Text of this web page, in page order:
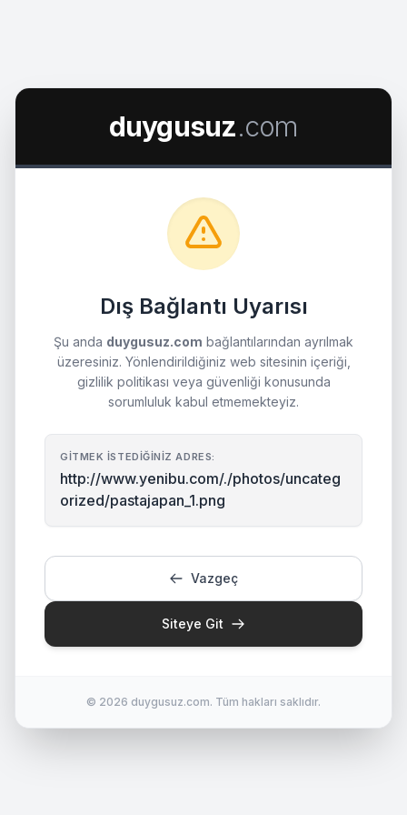
duygusuz.com
Dış Bağlantı Uyarısı
Şu anda duygusuz.com bağlantılarından ayrılmak
üzeresiniz. Yönlendirildiğiniz web sitesinin içeriği,
gizlilik politikası veya güvenliği konusunda
sorumluluk kabul etmemekteyiz.
GITMEK İSTEDIĞINIZ ADRES:
http://www.yenibu.com/./photos/uncateg
orized/pastajapan_1.png
Vazgeç
Siteye Git
© 2026 duygusuz.com. Tüm hakları saklıdır.